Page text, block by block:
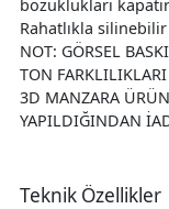
bozuklukları
Rahatlıkla
NOT: GÖRSEL
TON
3D MANZARA
YAPILDIĞINDAN
Teknik Özellikler